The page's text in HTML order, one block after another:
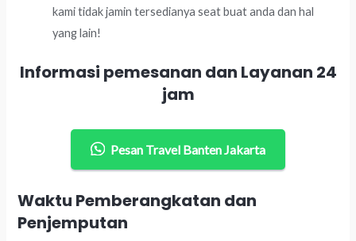
kami tidak jamin tersedianya seat buat anda dan hal
yang lain!
Informasi pemesanan dan Layanan 24
jam
Pesan Travel Banten Jakarta
Waktu Pemberangkatan dan
Penjemputan